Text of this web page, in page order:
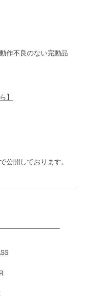
作不良のない完動品
】
で公開しております。